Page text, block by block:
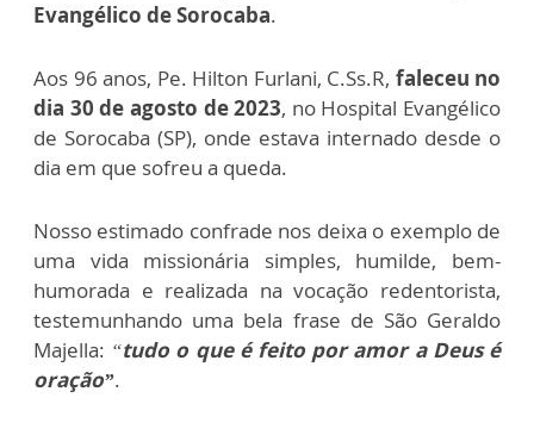
Evangélico de Sorocaba.
Aos 96 anos, Pe. Hilton Furlani, C.Ss.R, faleceu no
dia 30 de agosto de 2023, no Hospital Evangélico
de Sorocaba (SP), onde estava internado desde o
dia em que sofreu a queda.
Nosso estimado confrade nos deixa o exemplo de
uma vida missionária simples, humilde, bem-
humorada e realizada na vocação redentorista,
testemunhando uma bela frase de São Geraldo
Majella: “tudo o que é feito por amor a Deus é
oração”.